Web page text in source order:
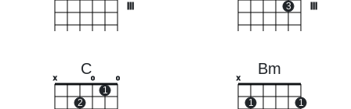
3
C
x
2
o
1
o
Bm
x
1 1